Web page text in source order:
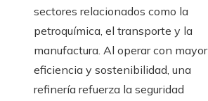
sectores relacionados como la
petroquímica, el transporte y la
manufactura. Al operar con mayor
eficiencia y sostenibilidad, una
refinería refuerza la seguridad